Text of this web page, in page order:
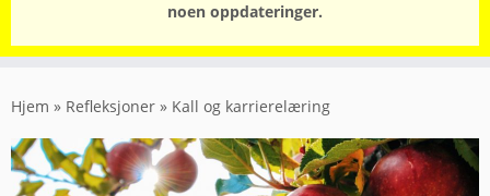
to
noen oppdateringer.
Hjem » Refleksjoner » Kall og karrierelæring